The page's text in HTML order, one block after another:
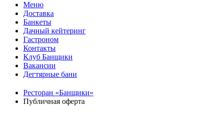
Меню
Доставка
Банкеты
Дачный кейтеринг
Гастроном
Контакты
Клуб Банщики
Вакансии
Дегтярные бани
Ресторан «Банщики»
Публичная оферта